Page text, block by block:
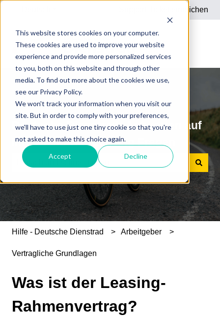
This website stores cookies on your computer.
These cookies are used to improve your website
experience and provide more personalized services
to you, both on this website and through other
media. To find out more about the cookies we use,
see our Privacy Policy.
We won't track your information when you visit our
site. But in order to comply with your preferences,
we'll have to use just one tiny cookie so that you're
not asked to make this choice again.
Accept Decline
Untermenü für Übersetzungen anzeigen
Support-Ticket einreichen
Deutsche Dienstrad: Antworten auf
Ihre Dienstrad-Leasing Fragen
Es gibt keine Vorschläge, da das Suchfeld leer ist.
Hilfe - Deutsche Dienstrad Arbeitgeber
Vertragliche Grundlagen
Was ist der Leasing-
Rahmenvertrag?